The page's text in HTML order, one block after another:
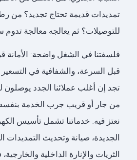
تمديدات قديمة تحتاج تجديد؟ من
للتوصيلات؟ ثم يعالجه معالجة
فلسفتنا في الشغل واضحة: الأمانة
قبل السرعة، والشفافية في
تجد إن أغلب عملائنا الجدد
من جار أو قريب جرب الخدمة
نعتز فيه. خدماتنا تشمل تأسيس
الجديدة، صيانة وتحديث التمديدات
الثريات والإنارة الداخلية